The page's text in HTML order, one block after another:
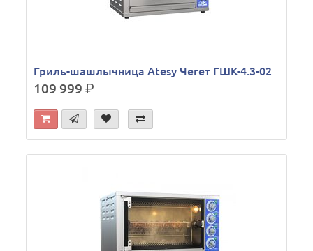
Гриль-шашлычница Atesy Чегет ГШК-4.3-02
109 999р.